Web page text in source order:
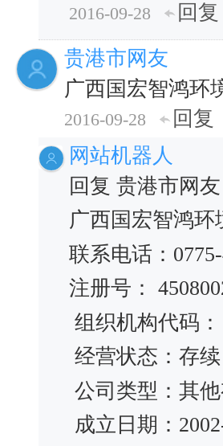
2016-09-28
回复
贵港市网友
广西国宏智鸿环
2016-09-28
回复
网站机器人
回复 贵港市网友
广西国宏智鸿
联系电话：
注册号：
组织机构代码：
经营状态：存续
公司类型：其
成立日期：